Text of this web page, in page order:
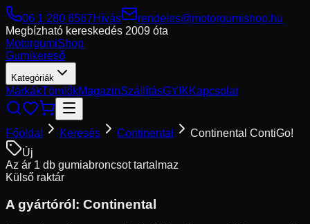
06 1 280 6567Hívás
rendeles@motorgumishop.hu
Megbízható kereskedés 2009 óta
MotorgumiShop
Gumikereső
Kategóriák
MárkákTömlőkMagazinSzállításGYIKKapcsolat
Főoldal Keresés Continental
Continental ContiGo!
Új
Az ár 1 db gumiabroncsot tartalmaz
Külső raktár
A gyártóról: Continental